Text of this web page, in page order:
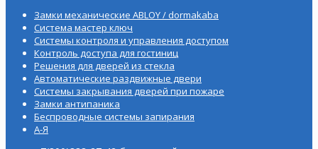
Замки механические ABLOY / dormakaba
Система мастер ключ
Системы контроля и управления доступом
Контроль доступа для гостиниц
Решения для дверей из стекла
Автоматические раздвижные двери
Системы закрывания дверей при пожаре
Замки антипаника
Беспроводные системы запирания
А-Я